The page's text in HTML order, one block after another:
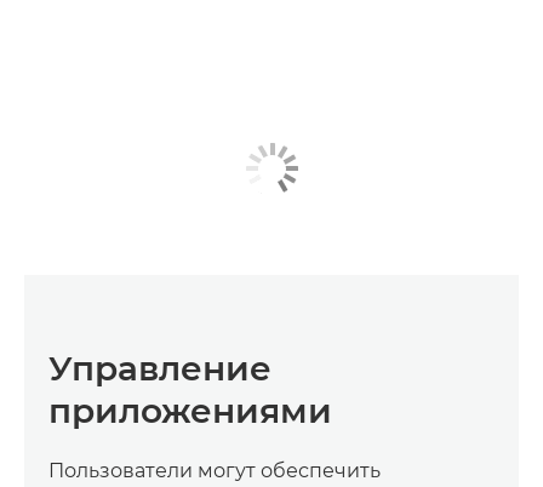
Управление
приложениями
Пользователи могут обеспечить